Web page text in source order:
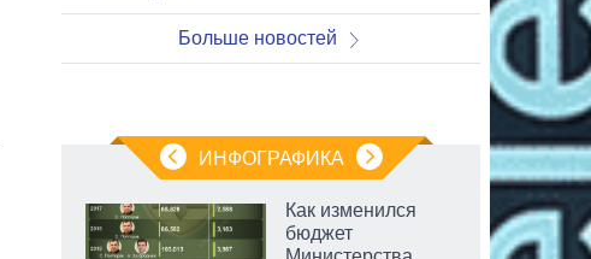
Больше новостей
ИНФОГРАФИКА
Как изменился
бюджет